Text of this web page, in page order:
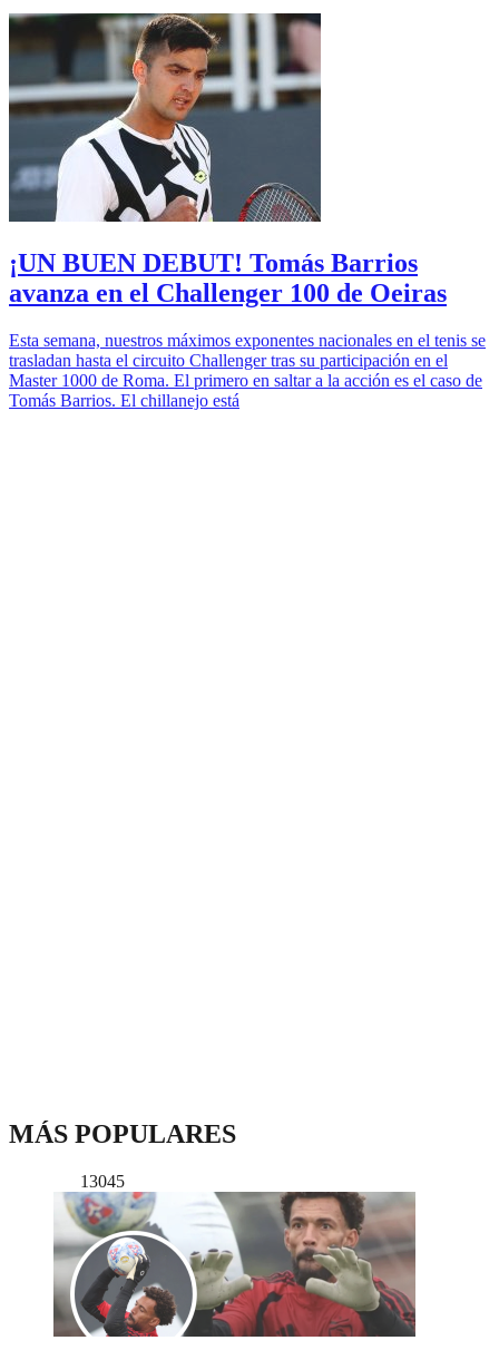
¡UN BUEN DEBUT! Tomás Barrios
avanza en el Challenger 100 de Oeiras
Esta semana, nuestros máximos exponentes nacionales en el tenis se
trasladan hasta el circuito Challenger tras su participación en el
Master 1000 de Roma. El primero en saltar a la acción es el caso de
Tomás Barrios. El chillanejo está
MÁS POPULARES
13045